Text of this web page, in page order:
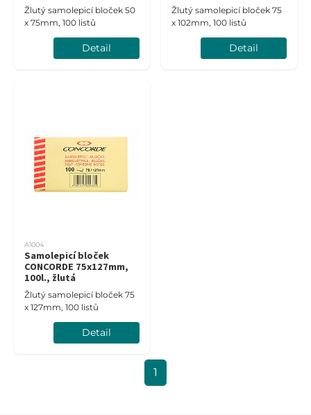
Žlutý samolepicí bloček 50
x 75mm, 100 listů
Detail
Žlutý samolepicí bloček 75
x 102mm, 100 listů
Detail
A1004
Samolepicí bloček
CONCORDE 75x127mm,
100l., žlutá
Žlutý samolepicí bloček 75
x 127mm, 100 listů
Detail
1